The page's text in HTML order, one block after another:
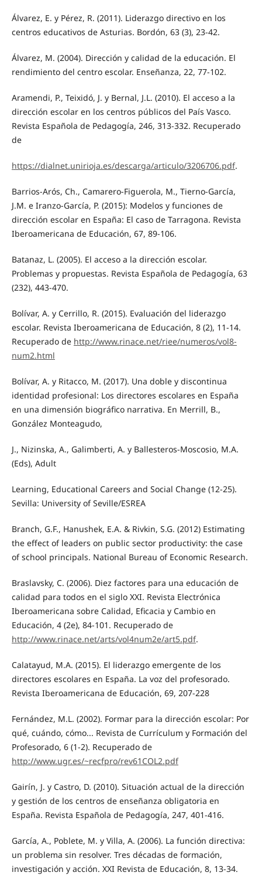
Álvarez, E. y Pérez, R. (2011). Liderazgo directivo en los
centros educativos de Asturias. Bordón, 63 (3), 23-42.
Álvarez, M. (2004). Dirección y calidad de la educación. El
rendimiento del centro escolar. Enseñanza, 22, 77-102.
Aramendi, P., Teixidó, J. y Bernal, J.L. (2010). El acceso a la
dirección escolar en los centros públicos del País Vasco.
Revista Española de Pedagogía, 246, 313-332. Recuperado
de
https://dialnet.unirioja.es/descarga/articulo/3206706.pdf.
Barrios-Arós, Ch., Camarero-Figuerola, M., Tierno-García,
J.M. e Iranzo-García, P. (2015): Modelos y funciones de
dirección escolar en España: El caso de Tarragona. Revista
Iberoamericana de Educación, 67, 89-106.
Batanaz, L. (2005). El acceso a la dirección escolar.
Problemas y propuestas. Revista Española de Pedagogía, 63
(232), 443-470.
Bolívar, A. y Cerrillo, R. (2015). Evaluación del liderazgo
escolar. Revista Iberoamericana de Educación, 8 (2), 11-14.
Recuperado de http://www.rinace.net/riee/numeros/vol8-
num2.html
Bolívar, A. y Ritacco, M. (2017). Una doble y discontinua
identidad profesional: Los directores escolares en España
en una dimensión biográfico narrativa. En Merrill, B.,
González Monteagudo,
J., Nizinska, A., Galimberti, A. y Ballesteros-Moscosio, M.A.
(Eds), Adult
Learning, Educational Careers and Social Change (12-25).
Sevilla: University of Seville/ESREA
Branch, G.F., Hanushek, E.A. & Rivkin, S.G. (2012) Estimating
the effect of leaders on public sector productivity: the case
of school principals. National Bureau of Economic Research.
Braslavsky, C. (2006). Diez factores para una educación de
calidad para todos en el siglo XXI. Revista Electrónica
Iberoamericana sobre Calidad, Eficacia y Cambio en
Educación, 4 (2e), 84-101. Recuperado de
http://www.rinace.net/arts/vol4num2e/art5.pdf.
Calatayud, M.A. (2015). El liderazgo emergente de los
directores escolares en España. La voz del profesorado.
Revista Iberoamericana de Educación, 69, 207-228
Fernández, M.L. (2002). Formar para la dirección escolar: Por
qué, cuándo, cómo... Revista de Currículum y Formación del
Profesorado, 6 (1-2). Recuperado de
http://www.ugr.es/~recfpro/rev61COL2.pdf
Gairín, J. y Castro, D. (2010). Situación actual de la dirección
y gestión de los centros de enseñanza obligatoria en
España. Revista Española de Pedagogía, 247, 401-416.
García, A., Poblete, M. y Villa, A. (2006). La función directiva:
un problema sin resolver. Tres décadas de formación,
investigación y acción. XXI Revista de Educación, 8, 13-34.